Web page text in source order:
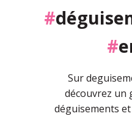
#
#
Sur
découvrez un
déguisements